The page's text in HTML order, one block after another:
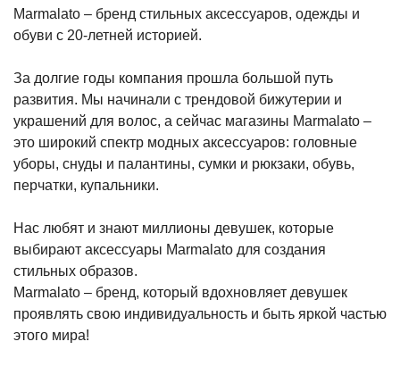
Marmalato – бренд стильных аксессуаров, одежды и
обуви с 20-летней историей.
За долгие годы компания прошла большой путь
развития. Мы начинали с трендовой бижутерии и
украшений для волос, а сейчас магазины Marmalato –
это широкий спектр модных аксессуаров: головные
уборы, снуды и палантины, сумки и рюкзаки, обувь,
перчатки, купальники.
Нас любят и знают миллионы девушек, которые
выбирают аксессуары Marmalato для создания
стильных образов.
Marmalato – бренд, который вдохновляет девушек
проявлять свою индивидуальность и быть яркой частью
этого мира!